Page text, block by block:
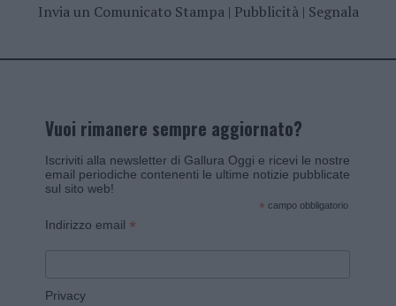
Invia un Comunicato Stampa| Pubblicità| Segnala
Vuoi rimanere sempre aggiornato?
Iscriviti alla newsletter di Gallura Oggi e ricevi le nostre
email periodiche contenenti le ultime notizie pubblicate
sul sito web!
* campo obbligatorio
Indirizzo email *
Privacy